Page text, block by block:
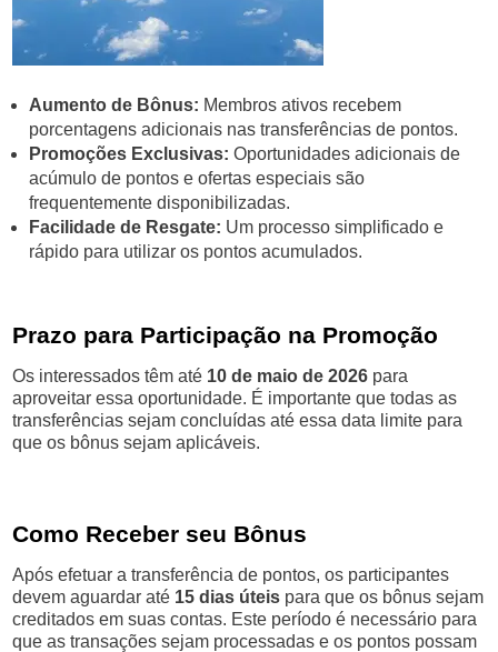
Aumento de Bônus: Membros ativos recebem
porcentagens adicionais nas transferências de pontos.
Promoções Exclusivas: Oportunidades adicionais de
acúmulo de pontos e ofertas especiais são
frequentemente disponibilizadas.
Facilidade de Resgate: Um processo simplificado e
rápido para utilizar os pontos acumulados.
Prazo para Participação na Promoção
Os interessados têm até 10 de maio de 2026 para
aproveitar essa oportunidade. É importante que todas as
transferências sejam concluídas até essa data limite para
que os bônus sejam aplicáveis.
Como Receber seu Bônus
Após efetuar a transferência de pontos, os participantes
devem aguardar até 15 dias úteis para que os bônus sejam
creditados em suas contas. Este período é necessário para
que as transações sejam processadas e os pontos possam